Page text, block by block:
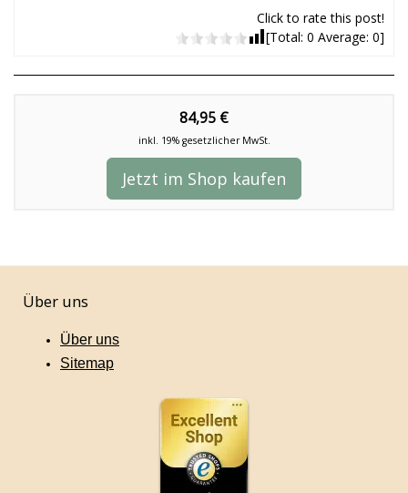
Click to rate this post!
[Total: 0 Average: 0]
84,95 €
inkl. 19% gesetzlicher MwSt.
Jetzt im Shop kaufen
Über uns
Über uns
Sitemap